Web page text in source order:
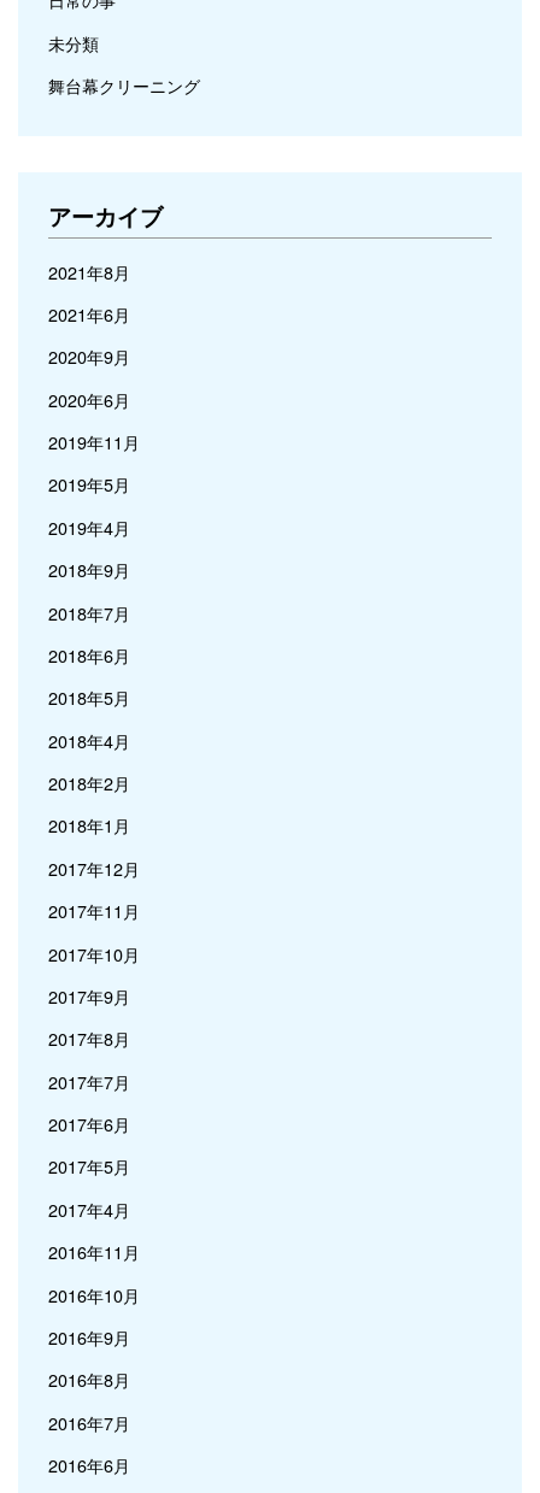
未分類
舞台幕クリーニング
アーカイブ
2021年8月
2021年6月
2020年9月
2020年6月
2019年11月
2019年5月
2019年4月
2018年9月
2018年7月
2018年6月
2018年5月
2018年4月
2018年2月
2018年1月
2017年12月
2017年11月
2017年10月
2017年9月
2017年8月
2017年7月
2017年6月
2017年5月
2017年4月
2016年11月
2016年10月
2016年9月
2016年8月
2016年7月
2016年6月